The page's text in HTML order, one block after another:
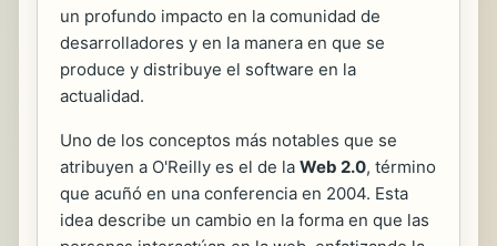
un profundo impacto en la comunidad de
desarrolladores y en la manera en que se
produce y distribuye el software en la
actualidad.
Uno de los conceptos más notables que se
atribuyen a O'Reilly es el de la Web 2.0, término
que acuñó en una conferencia en 2004. Esta
idea describe un cambio en la forma en que las